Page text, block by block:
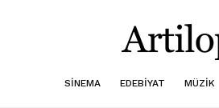
SINEMA EDEBIYAT MÜZIK